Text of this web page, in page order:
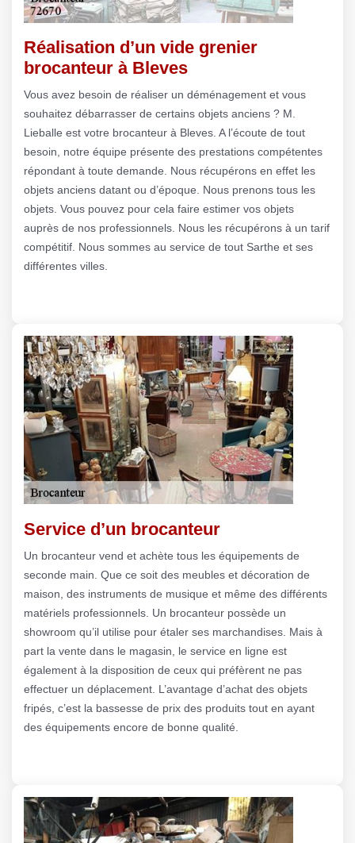
Réalisation d’un vide grenier
brocanteur à Bleves
Vous avez besoin de réaliser un déménagement et vous
souhaitez débarrasser de certains objets anciens ? M.
Lieballe est votre brocanteur à Bleves. A l’écoute de tout
besoin, notre équipe présente des prestations compétentes
répondant à toute demande. Nous récupérons en effet les
objets anciens datant ou d’époque. Nous prenons tous les
objets. Vous pouvez pour cela faire estimer vos objets
auprès de nos professionnels. Nous les récupérons à un tarif
compétitif. Nous sommes au service de tout Sarthe et ses
différentes villes.
Service d’un brocanteur
Un brocanteur vend et achète tous les équipements de
seconde main. Que ce soit des meubles et décoration de
maison, des instruments de musique et même des différents
matériels professionnels. Un brocanteur possède un
showroom qu’il utilise pour étaler ses marchandises. Mais à
part la vente dans le magasin, le service en ligne est
également à la disposition de ceux qui préfèrent ne pas
effectuer un déplacement. L’avantage d’achat des objets
fripés, c’est la bassesse de prix des produits tout en ayant
des équipements encore de bonne qualité.